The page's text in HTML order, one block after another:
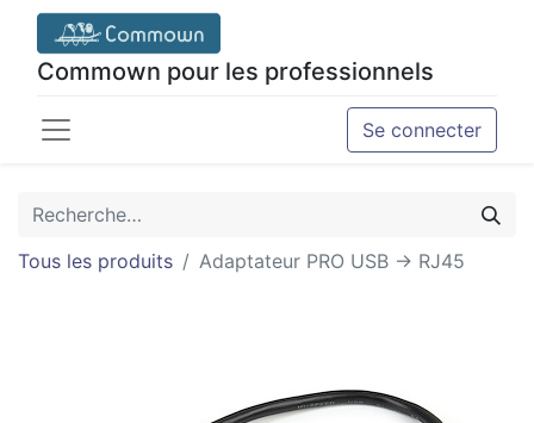
Commown pour les professionnels
Se connecter
Tous les produits Adaptateur PRO USB -> RJ45